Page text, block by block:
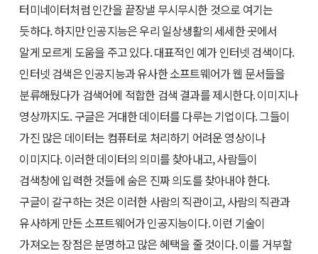
터미네이터처럼 인간을 끝장낼 무시무시한 것으로 여기는
듯하다. 하지만 인공지능은 우리 일상생활의 세세한 곳에서
알게 모르게 도움을 주고 있다. 대표적인 예가 인터넷 검색이다.
인터넷 검색은 인공지능과 유사한 소프트웨어가 웹 문서들을
분류해뒀다가 검색어에 적합한 검색 결과를 제시한다. 이미지나
영상까지도. 구글은 거대한 데이터를 다루는 기업이다. 그들이
가진 많은 데이터는 컴퓨터로 처리하기 어려운 영상이나
이미지다. 이러한 데이터의 의미를 찾아내고, 사람들이
검색창에 입력한 것들에 숨은 진짜 의도를 찾아내야 한다.
구글이 갈구하는 것은 이러한 사람의 직관이고, 사람의 직관과
유사하게 만든 소프트웨어가 인공지능이다. 이런 기술이
가져오는 장점은 분명하고 많은 혜택을 줄 것이다. 이를 거부할